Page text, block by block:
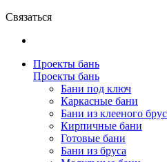
Связаться
Проекты бань
Проекты бань
Бани под ключ
Каркасные бани
Бани из клееного
Кирпичные бани
Готовые бани
Бани из бруса